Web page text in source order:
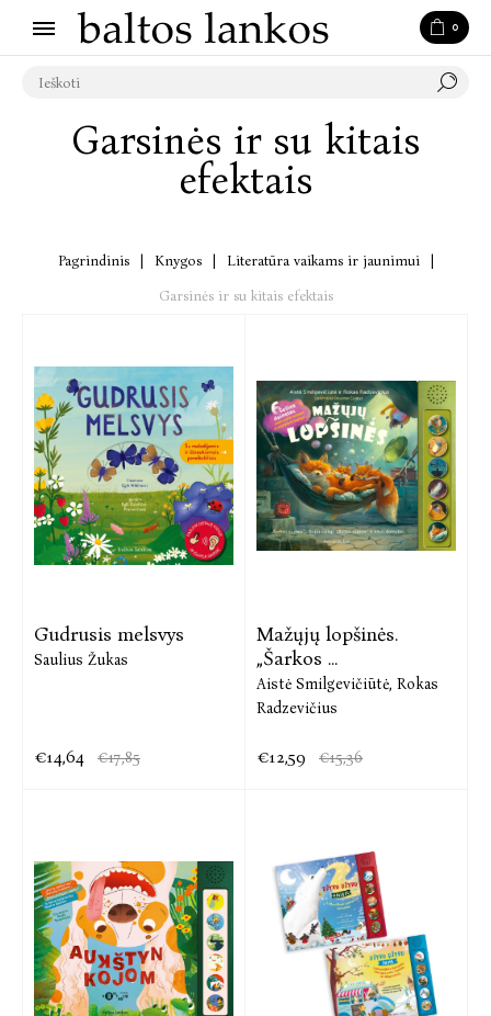
0
Garsinės ir su kitais
efektais
Pagrindinis Knygos Literatūra vaikams ir jaunimui
Garsinės ir su kitais efektais
Gudrusis melsvys
Saulius Žukas
€14,64 €17,85
Mažųjų lopšinės.
„Šarkos ...
Aistė Smilgevičiūtė, Rokas
Radzevičius
€12,59 €15,36